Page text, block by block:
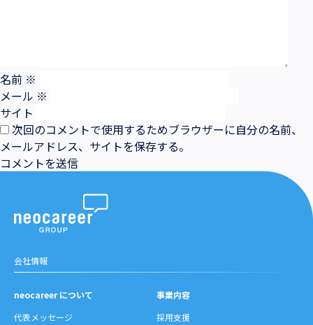
名前 ※
メール ※
サイト
次回のコメントで使用するためブラウザーに自分の名前、
メールアドレス、サイトを保存する。
会社情報
neocareer について
代表メッセージ
事業内容
採用支援